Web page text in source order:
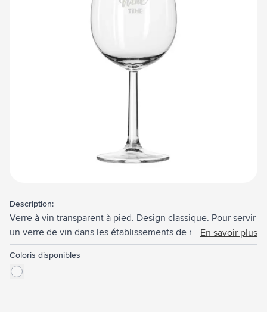
Description:
Verre à vin transparent à pied. Design classique. Pour servir
un verre de vin dans les établissements de restauration,
lors d'une réunion d'affaires ou lors d'un évènement.
Capacité 450 ml. Fabriquée en Europe.
En savoir plus
Coloris disponibles